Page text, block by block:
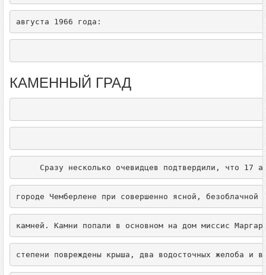
августа 1966 года:
КАМЕННЫЙ ГРАД
Сразу несколько очевидцев подтвердили, что 17
городе Чемберлене при совершенно ясной, безоблачной
камней. Камни попали в основном на дом миссис
степени повреждены крыша, два водосточных желоба и